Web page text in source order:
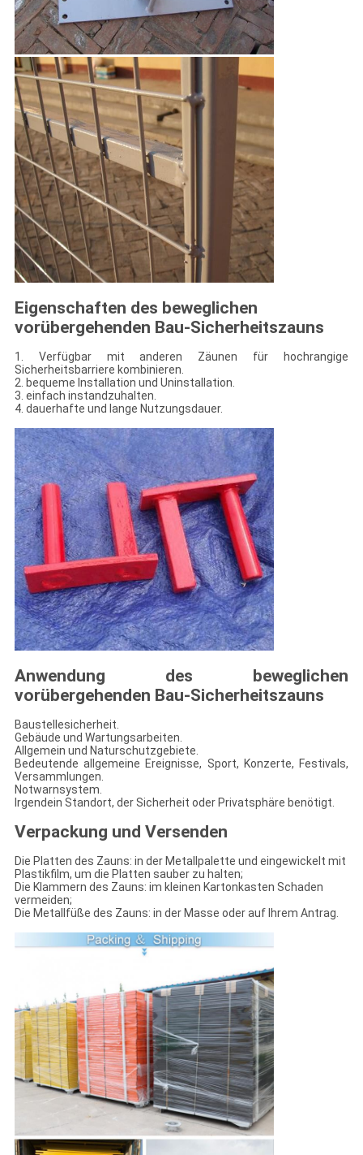
Eigenschaften des beweglichen
vorübergehenden Bau-Sicherheitszauns
1. Verfügbar mit anderen Zäunen für hochrangige
Sicherheitsbarriere kombinieren.
2. bequeme Installation und Uninstallation.
3. einfach instandzuhalten.
4. dauerhafte und lange Nutzungsdauer.
Anwendung des beweglichen
vorübergehenden Bau-Sicherheitszauns
Baustellesicherheit.
Gebäude und Wartungsarbeiten.
Allgemein und Naturschutzgebiete.
Bedeutende allgemeine Ereignisse, Sport, Konzerte, Festivals,
Versammlungen.
Notwarnsystem.
Irgendein Standort, der Sicherheit oder Privatsphäre benötigt.
Verpackung und Versenden
Die Platten des Zauns: in der Metallpalette und eingewickelt mit
Plastikfilm, um die Platten sauber zu halten;
Die Klammern des Zauns: im kleinen Kartonkasten Schaden
vermeiden;
Die Metallfüße des Zauns: in der Masse oder auf Ihrem Antrag.